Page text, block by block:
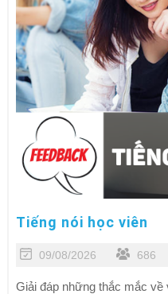
Tiếng nói học viên
09/08/2026 686
Giải đáp những thắc mắc về